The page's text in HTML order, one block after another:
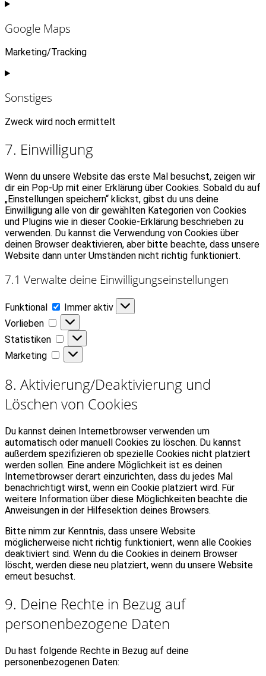
Consent
service
google-
fonts
Google Maps
Marketing/Tracking
Consent
service
google-
maps
Sonstiges
Zweck wird noch ermittelt
Consent
to
sonstiges
7. Einwilligung
Wenn du unsere Website das erste Mal besuchst, zeigen wir
dir ein Pop-Up mit einer Erklärung über Cookies. Sobald du auf
„Einstellungen speichern“ klickst, gibst du uns deine
Einwilligung alle von dir gewählten Kategorien von Cookies
und Plugins wie in dieser Cookie-Erklärung beschrieben zu
verwenden. Du kannst die Verwendung von Cookies über
deinen Browser deaktivieren, aber bitte beachte, dass unsere
Website dann unter Umständen nicht richtig funktioniert.
7.1 Verwalte deine Einwilligungseinstellungen
Funktional Funktional
Immer aktiv
Vorlieben
Vorlieben
Statistiken
Statistiken
Marketing
Marketing
8. Aktivierung/Deaktivierung und
Löschen von Cookies
Du kannst deinen Internetbrowser verwenden um
automatisch oder manuell Cookies zu löschen. Du kannst
außerdem spezifizieren ob spezielle Cookies nicht platziert
werden sollen. Eine andere Möglichkeit ist es deinen
Internetbrowser derart einzurichten, dass du jedes Mal
benachrichtigt wirst, wenn ein Cookie platziert wird. Für
weitere Information über diese Möglichkeiten beachte die
Anweisungen in der Hilfesektion deines Browsers.
Bitte nimm zur Kenntnis, dass unsere Website
möglicherweise nicht richtig funktioniert, wenn alle Cookies
deaktiviert sind. Wenn du die Cookies in deinem Browser
löscht, werden diese neu platziert, wenn du unsere Website
erneut besuchst.
9. Deine Rechte in Bezug auf
personenbezogene Daten
Du hast folgende Rechte in Bezug auf deine
personenbezogenen Daten: